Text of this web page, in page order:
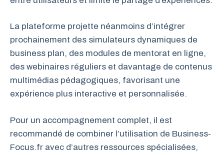
La plateforme projette néanmoins d’intégrer
prochainement des simulateurs dynamiques de
business plan, des modules de mentorat en ligne,
des webinaires réguliers et davantage de contenus
multimédias pédagogiques, favorisant une
expérience plus interactive et personnalisée.
Pour un accompagnement complet, il est
recommandé de combiner l’utilisation de Business-
Focus.fr avec d’autres ressources spécialisées,